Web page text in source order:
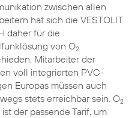
zwischen allen
hat sich die VESTOLIT
daher für die
von O2
Mitarbeiter der
voll integrierten PVC-
Europas müssen auch
stets erreichbar sein. O2
der passende Tarif, um